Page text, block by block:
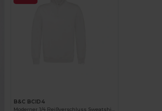
B&C BCID4
Moderner 1/4 Reißverschluss Sweatshirt mit hohem Kragen